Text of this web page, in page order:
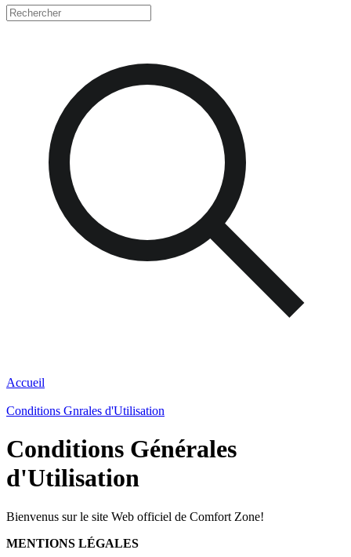
Accueil
Conditions Gnrales d'Utilisation
Conditions Générales
d'Utilisation
Bienvenus sur le site Web officiel de Comfort Zone!
MENTIONS LÉGALES